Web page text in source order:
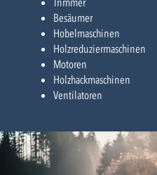
Besäumer
Hobelmaschinen
Holzreduziermaschinen
Motoren
Holzhackmaschinen
Ventilatoren